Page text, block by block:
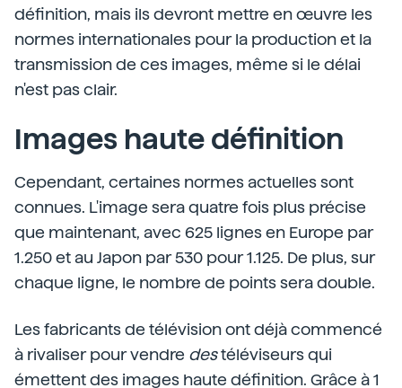
définition, mais ils devront mettre en œuvre les
normes internationales pour la production et la
transmission de ces images, même si le délai
n'est pas clair.
Images haute définition
Cependant, certaines normes actuelles sont
connues. L'image sera quatre fois plus précise
que maintenant, avec 625 lignes en Europe par
1.250 et au Japon par 530 pour 1.125. De plus, sur
chaque ligne, le nombre de points sera double.
Les fabricants de télévision ont déjà commencé
à rivaliser pour vendre destéléviseurs qui
émettent des images haute définition. Grâce à 1